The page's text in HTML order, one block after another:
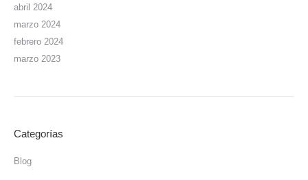
abril 2024
marzo 2024
febrero 2024
marzo 2023
Categorías
Blog